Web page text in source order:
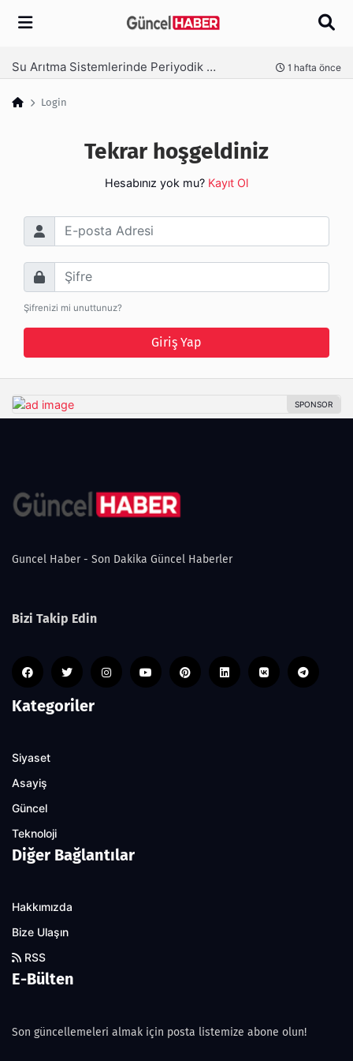
Arama
Su Arıtma Sistemlerinde Periyodik Bakım Neden Kritik? 1 hafta önce
Login
Tekrar hoşgeldiniz
Hesabınız yok mu? Kayıt Ol
E-posta Adresi
Şifre
Şifrenizi mi unuttunuz?
Giriş Yap
Guncel Haber - Son Dakika Güncel Haberler
Bizi Takip Edin
Kategoriler
Siyaset
Asayiş
Güncel
Teknoloji
Diğer Bağlantılar
Hakkımızda
Bize Ulaşın
RSS
E-Bülten
Son güncellemeleri almak için posta listemize abone olun!